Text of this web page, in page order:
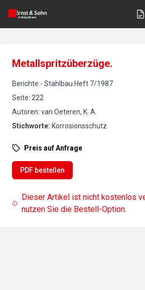
Metallspritzüberzüge.
Berichte - Stahlbau Heft 7/1987
Seite: 222
Autoren: van Oeteren, K. A.
Stichworte: Korrosionsschutz
Preis auf Anfrage
PDF bestellen
Dieser Artikel ist nicht kostenlos
nutzen Sie die Bestell-Option.